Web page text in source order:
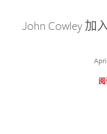
John Cowley 加